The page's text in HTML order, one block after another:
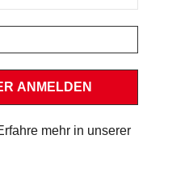
mehr in unserer